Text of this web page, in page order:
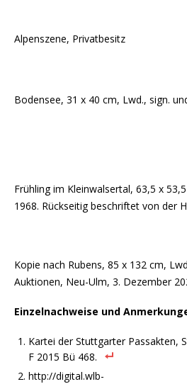
Alpenszene, Privatbesitz
Bodensee, 31 x 40 cm, Lwd., sign.
Frühling im Kleinwalsertal, 63,5 x
1968. Rückseitig beschriftet von der
Kopie nach Rubens, 85 x 132 cm,
Auktionen, Neu-Ulm, 3. Dezember
Einzelnachweise und
Kartei der Stuttgarter Passakten,
F 2015 Bü 468.
http://digital.wlb-